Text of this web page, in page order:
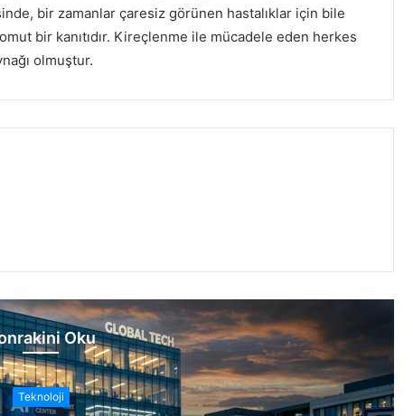
bir zamanlar çaresiz görünen hastalıklar için bile
bir kanıtıdır. Kireçlenme ile mücadele eden herkes
olmuştur.
Oku
Teknoloji